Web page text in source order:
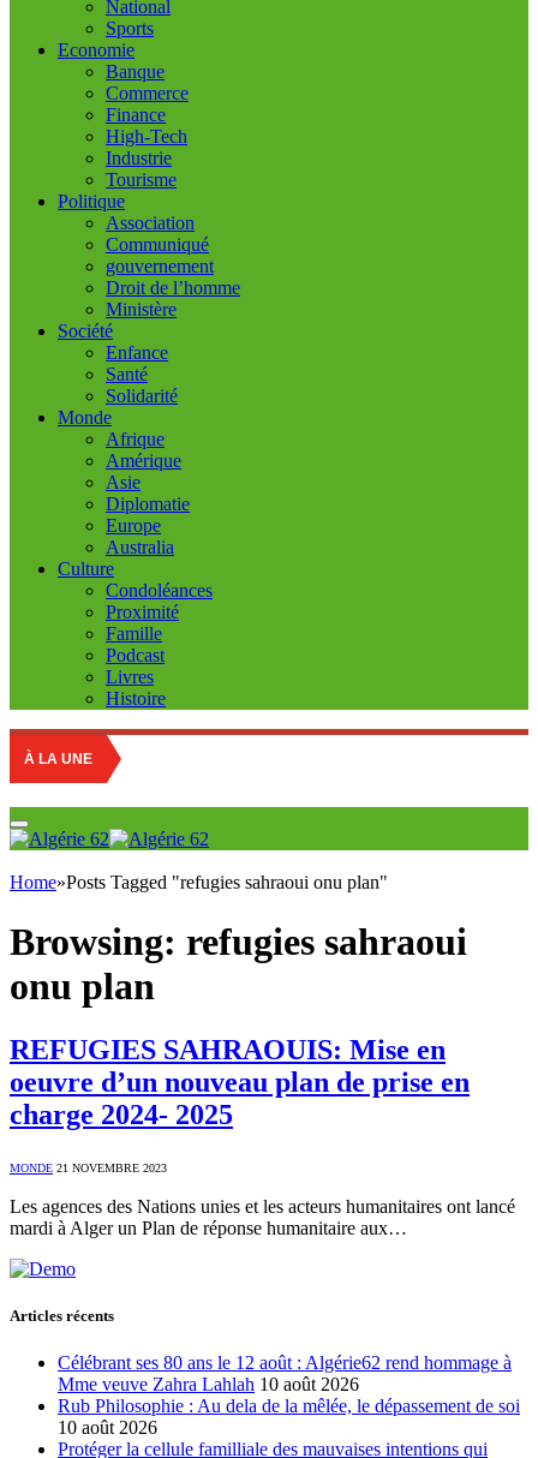
National
Sports
Economie
Banque
Commerce
Finance
High-Tech
Industrie
Tourisme
Politique
Association
Communiqué
gouvernement
Droit de l’homme
Ministère
Société
Enfance
Santé
Solidarité
Monde
Afrique
Amérique
Asie
Diplomatie
Europe
Australia
Culture
Condoléances
Proximité
Famille
Podcast
Livres
Histoire
À LA UNE
Home»Posts Tagged "refugies sahraoui onu plan"
Browsing: refugies sahraoui
onu plan
REFUGIES SAHRAOUIS: Mise en
oeuvre d’un nouveau plan de prise en
charge 2024- 2025
MONDE 21 NOVEMBRE 2023
Les agences des Nations unies et les acteurs humanitaires ont lancé
mardi à Alger un Plan de réponse humanitaire aux…
Articles récents
Célébrant ses 80 ans le 12 août : Algérie62 rend hommage à
Mme veuve Zahra Lahlah 10 août 2026
Rub Philosophie : Au dela de la mêlée, le dépassement de soi
10 août 2026
Protéger la cellule familliale des mauvaises intentions qui